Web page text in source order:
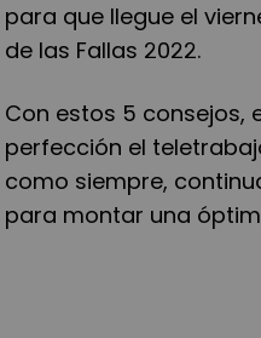
para que llegue el
de las Fallas 2022.
Con estos 5
perfección el
como siempre,
para montar una